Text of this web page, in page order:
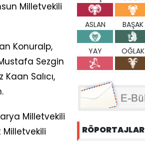
Milletvekili
Konuralp,
Sezgin
Salıcı,
Milletvekili
Milletvekili
ASLAN BAŞAK
YAY OĞLAK
RÖPORTAJLAR